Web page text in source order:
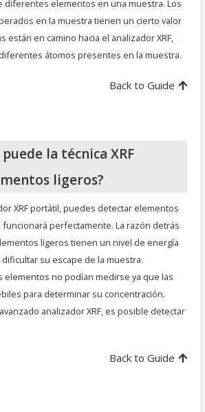
diferentes elementos en una muestra. Los
en la muestra tienen un cierto valor
están en camino hacia el analizador XRF,
átomos presentes en la muestra.
Back to Guide
la técnica XRF
ligeros?
XRF portátil, puedes detectar elementos
perfectamente. La razón detrás
ligeros tienen un nivel de energía
su escape de la muestra.
no podían medirse ya que las
para determinar su concentración.
analizador XRF, es posible detectar
Back to Guide